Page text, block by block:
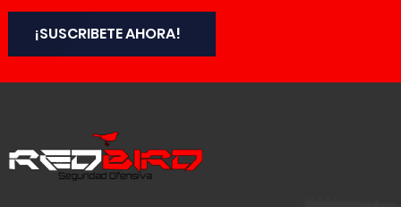
¡SUSCRIBETE AHORA!